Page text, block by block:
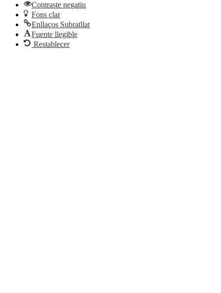
Contraste negatiu
Fons clar
Enllaços Subratllat
Fuente llegible
Restablecer